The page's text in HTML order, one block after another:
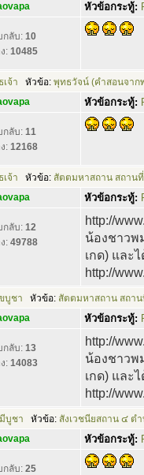
หัวข้อกระทู้:
กลับ: 10
: 10485
จ้า หัวข้อ: พุทธวัจน์ (คำสอนจาก
หัวข้อกระทู้:
กลับ: 11
: 12168
จ้า หัวข้อ: สัตตมหาสถาน สถาน
หัวข้อกระทู้:
กลับ: 12
: 49788
http://
น้องชาวพ
เกด) และ
http://
บูชา หัวข้อ: สัตตมหาสถาน สถา
หัวข้อกระทู้:
กลับ: 13
: 14083
http://
น้องชาวพ
เกด) และ
http://
บูชา หัวข้อ: สังเวชนียสถาน ๔ ต
หัวข้อกระทู้:
กลับ: 25